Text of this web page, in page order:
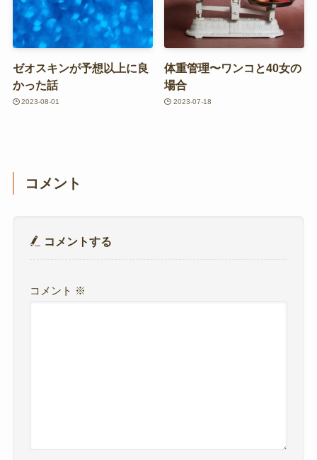
ゼオスキンが予想以上に良
かった話
2023-08-01
体重管理〜ワンコと40女の
場合
2023-07-18
コメント
コメントする
コメント ※